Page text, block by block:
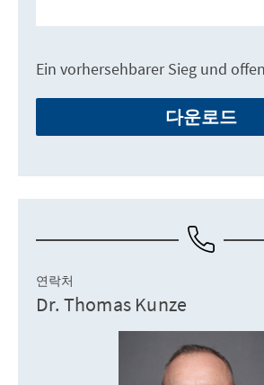
Ein vorhersehbarer Sieg und
다운로드
연락처
Dr. Thomas Kunze